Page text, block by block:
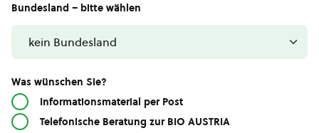
Bundesland – bitte wählen
Was wünschen Sie?
Informationsmaterial per Post
Telefonische Beratung zur BIO AUSTRIA